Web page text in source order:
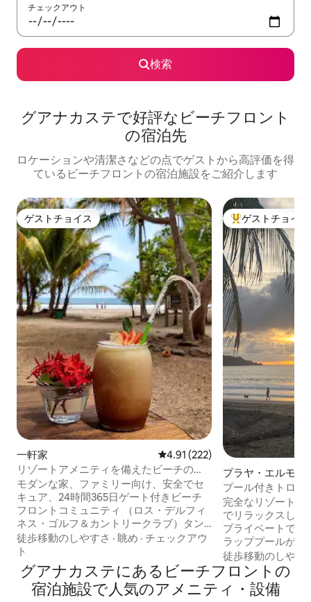
チェックアウト
検索
グアナカステで好評なビーチフロント
の宿泊先
ロケーションや清潔さなどの点でゲストから高評価を得
ているビーチフロントの宿泊施設をご紹介します
ゲストチョイス
ゲストチョイス
一軒家 レビュー222件、5つ星中4.91つ
4.91 (222)
リゾートアメニティを備えたビーチの
Airbnbで1位に選ばれました。
モダンな家、ファミリー向け、安全でセ
キュア、24時間365日ゲート付きビーチ
フロントコミュニティ （ロス・デルフィ
ネス・ゴルフ＆カントリークラブ）タン
🏄🏼‍♂️🌈🌴ボール （すべて数分以内に7つ以
上の地元のビーチがあります） 🏡 プライ
ベート裏庭、カバードパティオ、プライ
ベートプール＆屋外ラウンジ家具 プライ
ベート11キロメートルのビーチまで徒歩
徒歩移動のしやすさ · 眺め · チェックアウ
ト
大好評のゲスト
ゲストチョイス
プラヤ・エルモサ
プール付きトロピ
完全なリゾート内
でリラックスしましょう。
プライベートで隠
ラッププールがあ
は、スイムアップ
水プールを備えた
があります。 毎
と週末の音楽。
徒歩移動のしやす
グアナカステにあるビーチフロントの
宿泊施設で人気のアメニティ・設備